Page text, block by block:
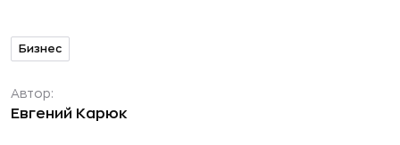
Бизнес
Автор:
Евгений Карюк